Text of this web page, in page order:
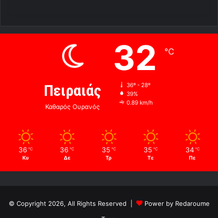
Πειραιάς
Καθαρός Ουρανός
32 ℃
36º - 28º
39%
0.89 km/h
36 ℃
Κυ
36 ℃
Δε
35 ℃
Τρ
35 ℃
Τε
34 ℃
Πε
© Copyright 2026, All Rights Reserved |
Power by Redaroume